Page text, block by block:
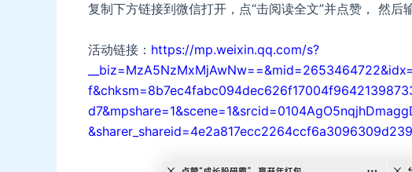
复制下方链接到微信打开，点“击阅读全文”并点赞， 然后
活动链接： https://mp.weixin.qq.com/s?